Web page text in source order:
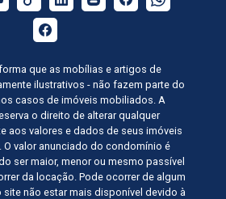
20
21
Aug/Fri
que as mobílias e artigos de
ilustrativos - não fazem parte do
casos de imóveis mobiliados. A
o direito de alterar qualquer
aos valores e dados de seus imóveis
O valor anunciado do condomínio é
ser maior, menor ou mesmo passível
da locação. Pode ocorrer de algum
site não estar mais disponível devido à